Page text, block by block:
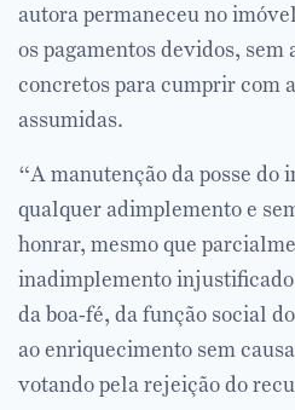
autora permaneceu no
os pagamentos devidos, sem
concretos para cumprir com
assumidas.
“A manutenção da posse do
qualquer adimplemento e
honrar, mesmo que
inadimplemento
da boa-fé, da função social
ao enriquecimento sem
votando pela rejeição do